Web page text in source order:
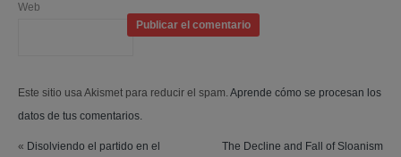
Web
Este sitio usa Akismet para reducir el spam. Aprende cómo se procesan los
datos de tus comentarios.
« Disolviendo el partido en el
The Decline and Fall of Sloanism